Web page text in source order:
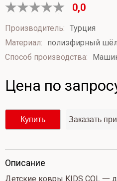
0,0
Оценка
0
5
Производитель: Турция
Материал:
полиэфирный
Способ производства:
Цена по
Купить Заказать
Опиcание
Детские ковры KIDS COL 一